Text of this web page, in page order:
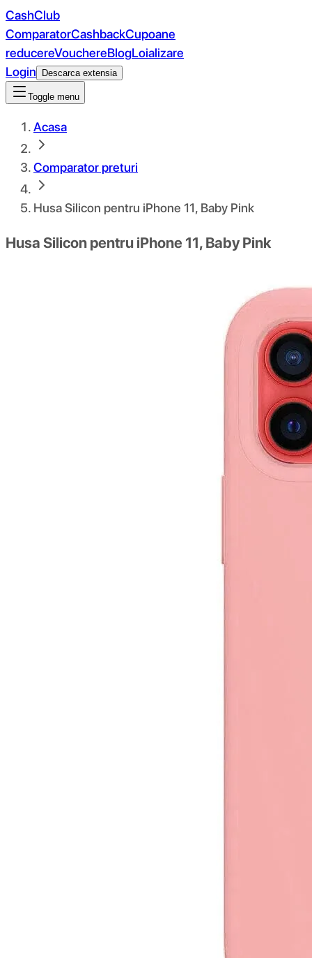
CashClub
ComparatorCashbackCupoane
reducereVouchereBlogLoializare
Login
Descarca extensia
Toggle menu
Acasa
Comparator preturi
Husa Silicon pentru iPhone 11, Baby Pink
Husa Silicon pentru iPhone 11, Baby Pink